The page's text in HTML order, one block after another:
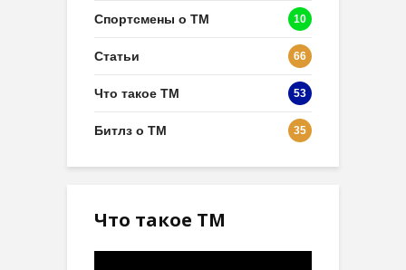
Спортсмены о ТМ 10
Статьи 66
Что такое ТМ 53
Битлз о ТМ 35
Что такое ТМ